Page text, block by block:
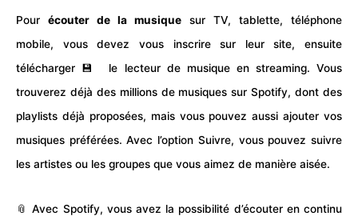
Pour écouter de la musique sur TV, tablette, téléphone
mobile, vous devez vous inscrire sur leur site, ensuite
télécharger 💾 le lecteur de musique en streaming. Vous
trouverez déjà des millions de musiques sur Spotify, dont des
playlists déjà proposées, mais vous pouvez aussi ajouter vos
musiques préférées. Avec l’option Suivre, vous pouvez suivre
les artistes ou les groupes que vous aimez de manière aisée.
📎 Avec Spotify, vous avez la possibilité d’écouter en continu